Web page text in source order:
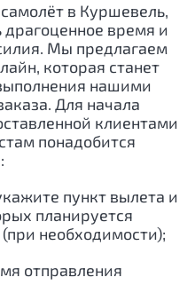
в Куршевель,
драгоценное время и
Мы предлагаем
которая станет
нашими
Для начала
клиентами
понадобится
пункт вылета и
планируется
необходимости);
отправления